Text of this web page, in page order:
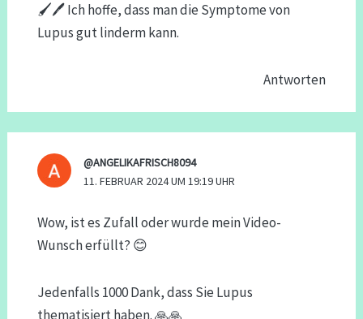
🖌🖊 Ich hoffe, dass man die Symptome von
Lupus gut linderm kann.
Antworten
@ANGELIKAFRISCH8094
11. FEBRUAR 2024 UM 19:19 UHR
Wow, ist es Zufall oder wurde mein Video-
Wunsch erfüllt? 😊
Jedenfalls 1000 Dank, dass Sie Lupus
thematisiert haben. 🙏🙏